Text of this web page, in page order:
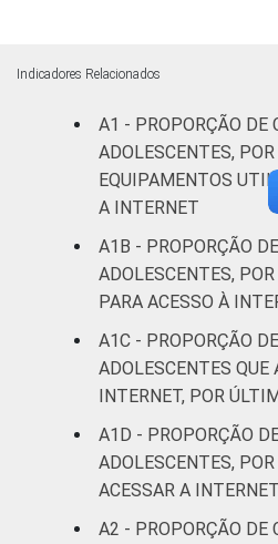
FAIXA ETÁRIA
DA CRIANÇA
OU DO
De
De
De
De
RENDA
FAMILIAR
Até
Indicadores Relacionados
A1 - PROPORÇÃO DE
ADOLESCENTES,
EQUIPAMENTOS
A INTERNET
A1B - PROPORÇÃO
ADOLESCENTES,
PARA ACESSO À
A1C - PROPORÇÃO
ADOLESCENTES QUE
INTERNET, POR
A1D - PROPORÇÃO
ADOLESCENTES,
ACESSAR A INTERNET
A2 - PROPORÇÃO DE